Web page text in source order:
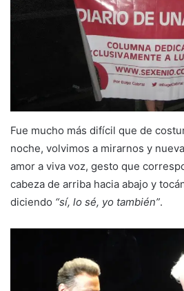
Fue mucho más difícil que de
noche, volvimos a mirarnos y
amor a viva voz, gesto que
cabeza de arriba hacia abajo y
diciendo “sí, lo sé, yo también”.